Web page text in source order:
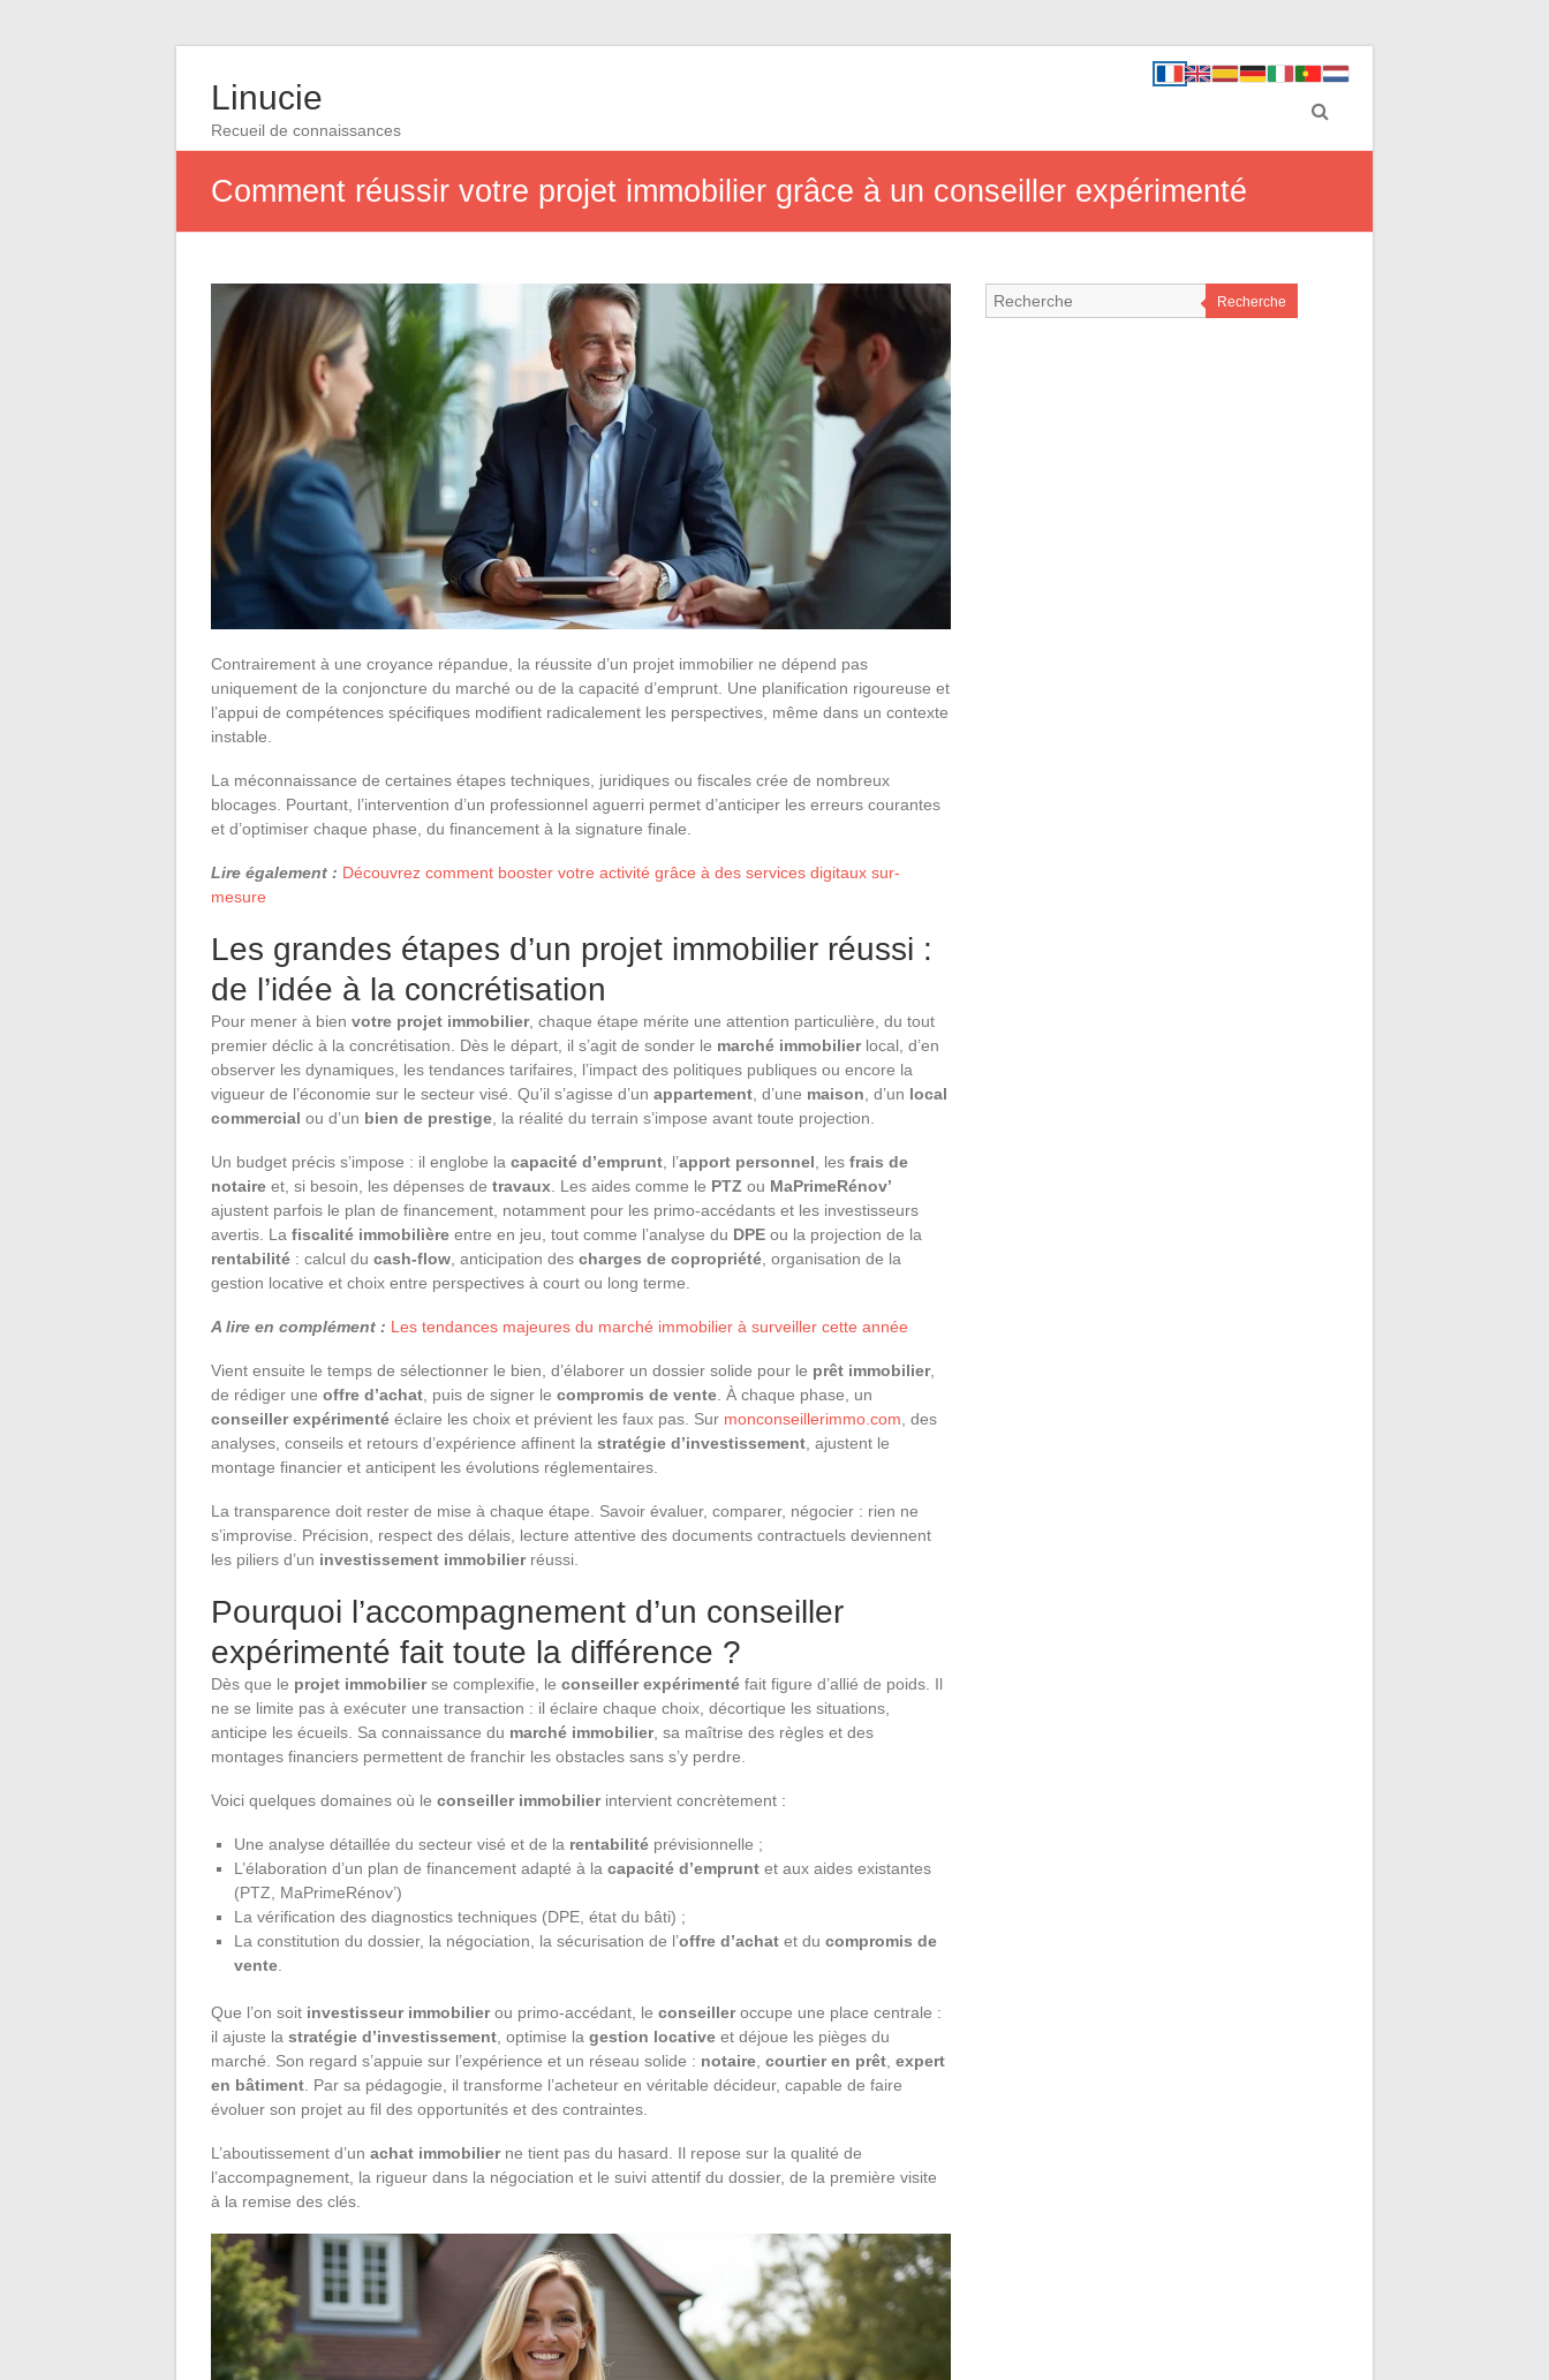
Linucie
Recueil de connaissances
Comment réussir votre projet immobilier grâce à un conseiller expérimenté
Contrairement à une croyance répandue, la réussite d’un projet immobilier ne dépend pas
uniquement de la conjoncture du marché ou de la capacité d’emprunt. Une planification rigoureuse et
l’appui de compétences spécifiques modifient radicalement les perspectives, même dans un contexte
instable.
La méconnaissance de certaines étapes techniques, juridiques ou fiscales crée de nombreux
blocages. Pourtant, l’intervention d’un professionnel aguerri permet d’anticiper les erreurs courantes
et d’optimiser chaque phase, du financement à la signature finale.
Lire également : Découvrez comment booster votre activité grâce à des services digitaux sur-
mesure
Les grandes étapes d’un projet immobilier réussi :
de l’idée à la concrétisation
Pour mener à bien votre projet immobilier, chaque étape mérite une attention particulière, du tout
premier déclic à la concrétisation. Dès le départ, il s’agit de sonder le marché immobilierlocal, d’en
observer les dynamiques, les tendances tarifaires, l’impact des politiques publiques ou encore la
vigueur de l’économie sur le secteur visé. Qu’il s’agisse d’un appartement , d’une maison , d’un local
commercial ou d’un bien de prestige , la réalité du terrain s’impose avant toute projection.
Un budget précis s’impose : il englobe la capacité d’emprunt , l’apport personnel , les frais de
notaire et, si besoin, les dépenses de travaux . Les aides comme le PTZ ou MaPrimeRénov’
ajustent parfois le plan de financement, notamment pour les primo-accédants et les investisseurs
avertis. La fiscalité immobilière entre en jeu, tout comme l’analyse du DPE ou la projection de la
rentabilité : calcul du cash-flow , anticipation des charges de copropriété , organisation de la
gestion locative et choix entre perspectives à court ou long terme.
A lire en complément : Les tendances majeures du marché immobilier à surveiller cette année
Vient ensuite le temps de sélectionner le bien, d’élaborer un dossier solide pour le prêt immobilier,
de rédiger une offre d’achat , puis de signer le compromis de vente . À chaque phase, un
conseiller expérimenté éclaire les choix et prévient les faux pas. Sur monconseillerimmo.com , des
analyses, conseils et retours d’expérience affinent la stratégie d’investissement , ajustent le
montage financier et anticipent les évolutions réglementaires.
La transparence doit rester de mise à chaque étape. Savoir évaluer, comparer, négocier : rien ne
s’improvise. Précision, respect des délais, lecture attentive des documents contractuels deviennent
les piliers d’un investissement immobilierréussi.
Pourquoi l’accompagnement d’un conseiller
expérimenté fait toute la différence ?
Dès que le projet immobilierse complexifie, le conseiller expérimenté fait figure d’allié de poids. Il
ne se limite pas à exécuter une transaction : il éclaire chaque choix, décortique les situations,
anticipe les écueils. Sa connaissance du marché immobilier, sa maîtrise des règles et des
montages financiers permettent de franchir les obstacles sans s’y perdre.
Voici quelques domaines où le conseiller immobilierintervient concrètement :
Une analyse détaillée du secteur visé et de la rentabilité prévisionnelle ;
L’élaboration d’un plan de financement adapté à la capacité d’emprunt et aux aides existantes
(PTZ, MaPrimeRénov’)
La vérification des diagnostics techniques (DPE, état du bâti) ;
La constitution du dossier, la négociation, la sécurisation de l’offre d’achat et du compromis de
vente
Que l’on soit investisseur immobilierou primo-accédant, le conseilleroccupe une place centrale :
il ajuste la stratégie d’investissement , optimise la gestion locative et déjoue les pièges du
marché. Son regard s’appuie sur l’expérience et un réseau solide : notaire courtier en prêt expert
en bâtiment . Par sa pédagogie, il transforme l’acheteur en véritable décideur, capable de faire
évoluer son projet au fil des opportunités et des contraintes.
L’aboutissement d’un achat immobilierne tient pas du hasard. Il repose sur la qualité de
l’accompagnement, la rigueur dans la négociation et le suivi attentif du dossier, de la première visite
à la remise des clés.
Recherche